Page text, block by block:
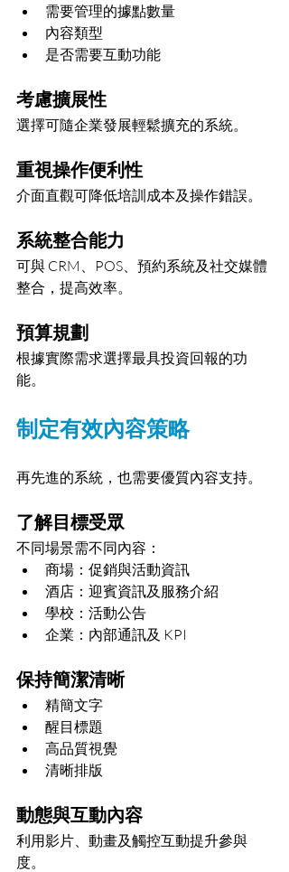
需要管理的據點數量
內容類型
是否需要互動功能
考慮擴展性
選擇可隨企業發展輕鬆擴充的系統。
重視操作便利性
介面直觀可降低培訓成本及操作錯誤。
系統整合能力
可與 CRM、POS、預約系統及社交媒體
整合，提高效率。
預算規劃
根據實際需求選擇最具投資回報的功
能。
制定有效內容策略
再先進的系統，也需要優質內容支持。
了解目標受眾
不同場景需不同內容：
商場：促銷與活動資訊
酒店：迎賓資訊及服務介紹
學校：活動公告
企業：內部通訊及 KPI
保持簡潔清晰
精簡文字
醒目標題
高品質視覺
清晰排版
動態與互動內容
利用影片、動畫及觸控互動提升參與
度。